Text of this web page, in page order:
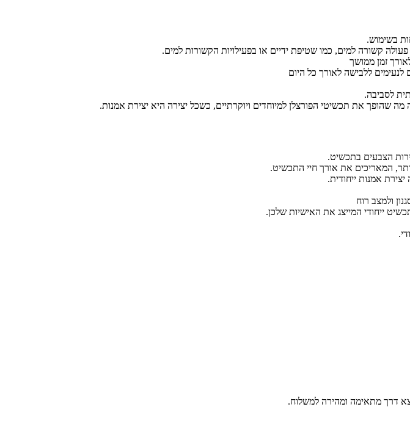
בשימוש.
קשורה למים, כמו שטיפת ידיים או בפעילויות הקשורות למים.
זמן ממושך
ללבישה לאורך כל היום
לסביבה.
שהופך את תכשיטי הפורצלן למיוחדים ויוקרתיים, כשכל יצירה היא יצירת אמנות.
הצבעים בתכשיט.
אמנות ייחודית.
ולמצב רוח
ייחודי המייצג את האישיות שלכן.
דרך מתאימה ומהירה למשלוח.